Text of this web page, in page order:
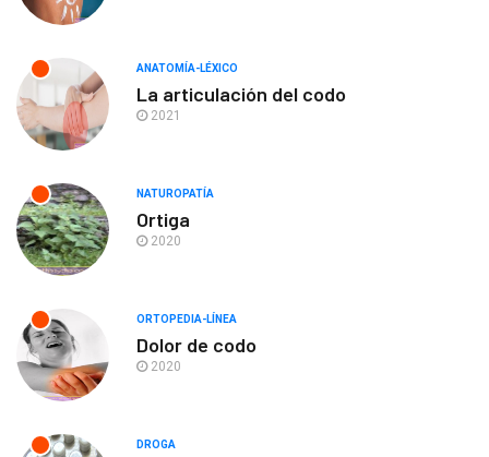
ANATOMÍA-LÉXICO
La articulación del codo
2021
NATUROPATÍA
Ortiga
2020
ORTOPEDIA-LÍNEA
Dolor de codo
2020
DROGA